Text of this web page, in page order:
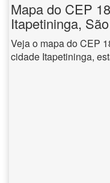
Mapa do CEP
Itapetininga,
Veja o mapa do CEP
cidade Itapetininga,